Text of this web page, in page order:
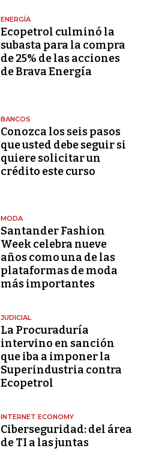
ENERGÍA
Ecopetrol culminó la
subasta para la compra
de 25% de las acciones
de Brava Energía
BANCOS
Conozca los seis pasos
que usted debe seguir si
quiere solicitar un
crédito este curso
MODA
Santander Fashion
Week celebra nueve
años como una de las
plataformas de moda
más importantes
JUDICIAL
La Procuraduría
intervino en sanción
que iba a imponer la
Superindustria contra
Ecopetrol
INTERNET ECONOMY
Ciberseguridad: del área
de TI a las juntas